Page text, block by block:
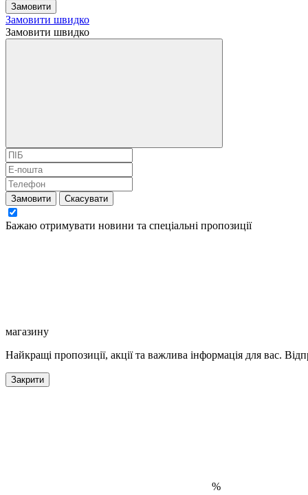
Замовити
Замовити швидко
Замовити швидко
Замовити Скасувати
Бажаю отримувати новини та спеціальні пропозиції
магазину
Найкращі пропозиції, акції та важлива інформація для вас.
Закрити
%